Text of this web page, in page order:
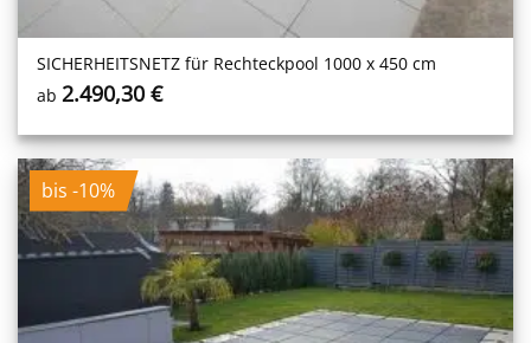
SICHERHEITS­NETZ für Rechteckpool 1000 x 450 cm
ab2.490,30€
bis -10%